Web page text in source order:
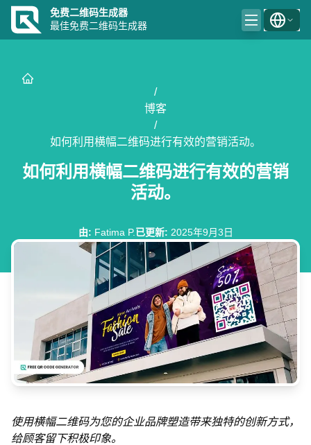
免费二维码生成器
最佳免费二维码生成器
/
博客
/
如何利用横幅二维码进行有效的营销活动。
如何利用横幅二维码进行有效的营销
活动。
由: Fatima P.已更新: 2025年9月3日
使用横幅二维码为您的企业品牌塑造带来独特的创新方式，
给顾客留下积极印象。